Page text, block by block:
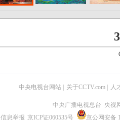
中央电视台网站 关于CCTV.com 人
中央广播电视总台 央视
息举报 京ICP证060535号 京公网安备